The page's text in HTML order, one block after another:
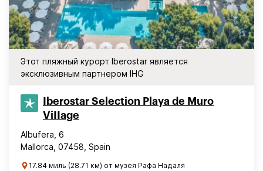
Этот пляжный курорт Iberostar является
эксклюзивным партнером IHG
Iberostar Selection​ Playa de Muro
ViIIage
Albufera, 6
Mallorca, 07458, Spain
17.84 миль (28.71 км) от музея Рафа Надаля